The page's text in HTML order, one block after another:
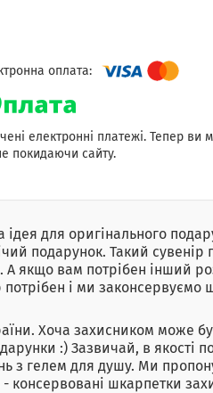
електронні платежі. Тепер ви
покидаючи сайту.
для оригінального
подарунок. Такий сувенір
А якщо вам потрібен інший
і ми законсервуємо
Хоча захисником може
:) Зазвичай, в якості
з гелем для душу. Ми
консервовані шкарпетки